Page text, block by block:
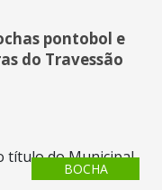
pontobol e
do Travessão
BOCHA